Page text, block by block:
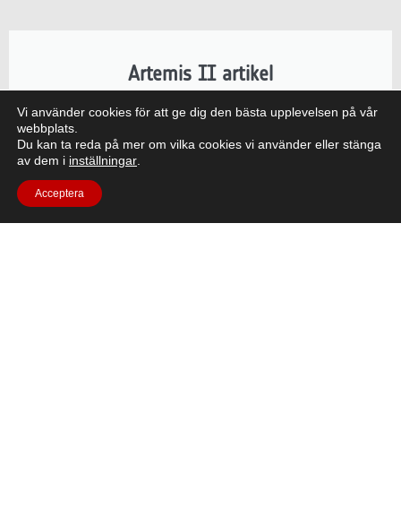
Artemis II artikel
NASA:s Artemis II-uppdrag, som drevs av ESA:s
European Service Module (ESM), skickade
människor längre bort från jorden än någonsin
Vi använder cookies för att ge dig den bästa upplevelsen på vår
webbplats.
Du kan ta reda på mer om vilka cookies vi använder eller stänga
av dem i inställningar
Acceptera